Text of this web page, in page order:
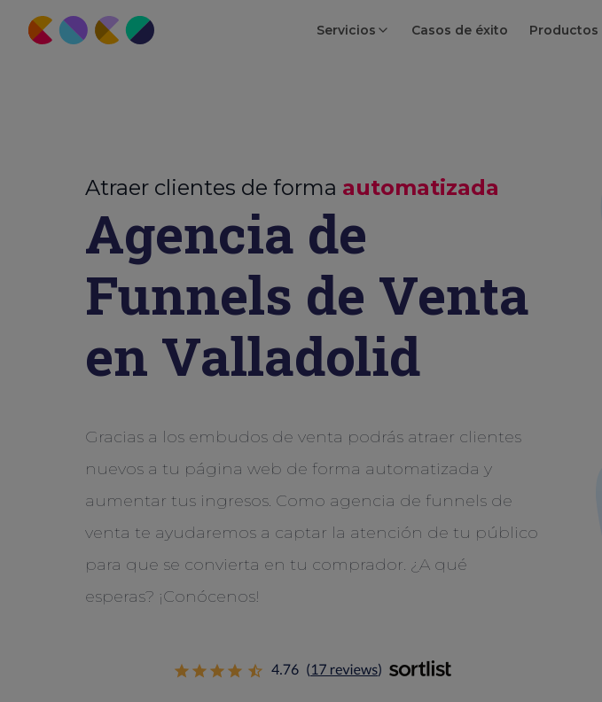
Servicios Casos de éxito Productos
Atraer clientes de forma automatizada
Agencia de
Funnels de Venta
en Valladolid
Gracias a los embudos de venta podrás atraer clientes
nuevos a tu página web de forma automatizada y
aumentar tus ingresos. Como agencia de funnels de
venta te ayudaremos a captar la atención de tu público
para que se convierta en tu comprador. ¿A qué
esperas? ¡Conócenos!